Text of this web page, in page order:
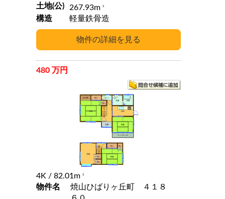
土地(公)
267.93m2
構造 軽量鉄骨造
480 万円
4K / 82.01m 2
物件名
焼山ひばりヶ丘町 ４１８